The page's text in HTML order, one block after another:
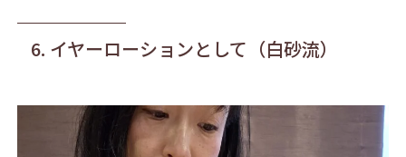
6. イヤーローションとして（白砂流）